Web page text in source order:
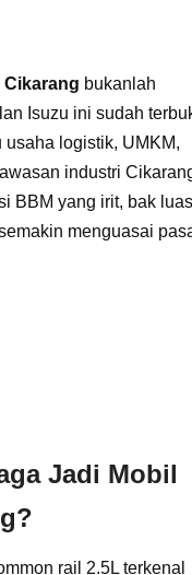
Cikarang bukanlah
Isuzu ini sudah
logistik, UMKM,
industri
BBM yang irit, bak
menguasai
Jadi Mobil
rail 2.5L terkenal